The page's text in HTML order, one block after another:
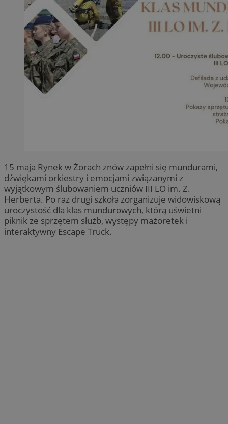
15 maja Rynek w Żorach znów zapełni się mundurami,
dźwiękami orkiestry i emocjami związanymi z
wyjątkowym ślubowaniem uczniów III LO im. Z.
Herberta. Po raz drugi szkoła zorganizuje widowiskową
uroczystość dla klas mundurowych, którą uświetni
piknik ze sprzętem służb, występy mażoretek i
interaktywny Escape Truck.